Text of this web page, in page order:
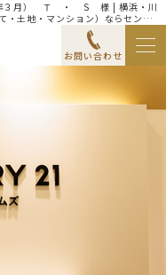
年３月） Ｔ ・ Ｓ 様 | 横浜・川
・土地・マンション）ならセンチ
お問い合わせ